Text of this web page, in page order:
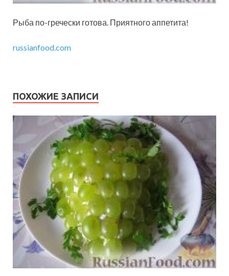
Рыба по-гречески готова. Приятного аппетита!
russianfood.com
ПОХОЖИЕ ЗАПИСИ